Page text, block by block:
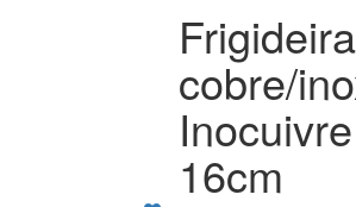
Frigideira
cobre/
Inocuivre
16cm